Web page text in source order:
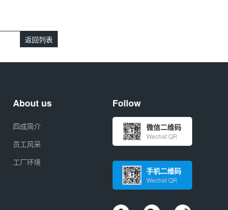
返回列表
About us
四成简介
员工风采
工厂环境
Follow
微信二维码
Wechat QR
手机二维码
Wechat QR